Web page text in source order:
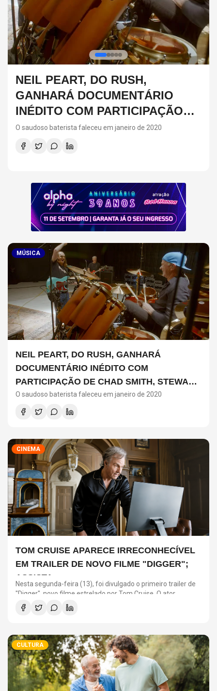
DIA DOS PAIS: IDEIAS DE
PRESENTES CRIATIVOS PARA
SURPREENDER NA DATA
Para fugir dos presentes tradicionais no Dia dos Pais, a
vinis, cursos de gastronomia, assinaturas de café, ingressos
MÚSICA
NEIL PEART, DO RUSH, GANHARÁ
DOCUMENTÁRIO INÉDITO COM
PARTICIPAÇÃO DE CHAD SMITH, STEWART
COPELAND E DANNY CAREY
O saudoso baterista faleceu em janeiro de 2020
CINEMA
TOM CRUISE APARECE IRRECONHECÍVEL
EM TRAILER DE NOVO FILME "DIGGER";
ASSISTA
Nesta segunda-feira (13), foi divulgado o primeiro trailer de
"Digger", novo filme estrelado por Tom Cruise. O ator
interpreta o personagem que dá nome à produção, dirigida
por Alejandro González Iñárritu – conhecido por “O
CULTURA